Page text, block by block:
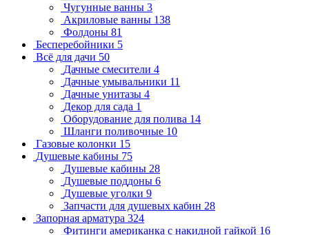
Чугунные ванны 3
Акриловые ванны 138
Фолдоны 81
Бесперебойники 5
Всё для дачи 50
Дачные смесители 4
Дачные умывальники 11
Дачные унитазы 4
Декор для сада 1
Оборудование для полива 14
Шланги поливочные 10
Газовые колонки 15
Душевые кабины 75
Душевые кабины 28
Душевые поддоны 6
Душевые уголки 9
Запчасти для душевых кабин 28
Запорная арматура 324
Фитинги американка с накидной гайкой 16